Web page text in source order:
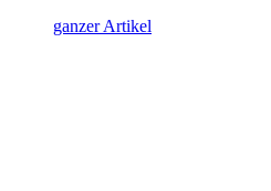
ganzer Artikel